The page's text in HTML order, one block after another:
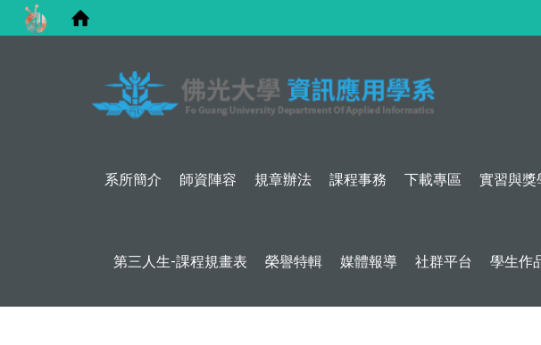
:::
系所簡介 師資陣容 規章辦法 課程事務 下載專區 實習與獎
第三人生-課程規畫表 榮譽特輯 媒體報導 社群平台 學生作